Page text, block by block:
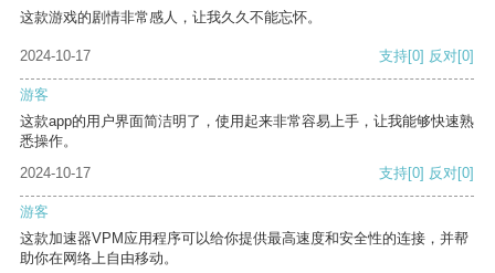
这款游戏的剧情非常感人，让我久久不能忘怀。
2024-10-17 支持[0] 反对[0]
游客
这款app的用户界面简洁明了，使用起来非常容易上手，让我能够快速熟
悉操作。
2024-10-17
支持[0] 反对[0]
游客
这款加速器VPM应用程序可以给你提供最高速度和安全性的连接，并帮
助你在网络上自由移动。